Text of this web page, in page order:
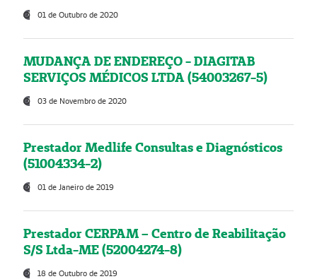
01 de Outubro de 2020
MUDANÇA DE ENDEREÇO - DIAGITAB
SERVIÇOS MÉDICOS LTDA (54003267-5)
03 de Novembro de 2020
Prestador Medlife Consultas e Diagnósticos
(51004334-2)
01 de Janeiro de 2019
Prestador CERPAM – Centro de Reabilitação
S/S Ltda-ME (52004274-8)
18 de Outubro de 2019